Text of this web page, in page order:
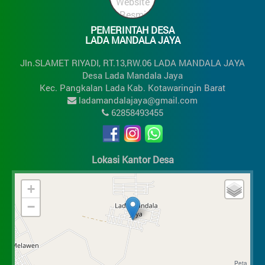
PEMERINTAH DESA
LADA MANDALA JAYA
Jln.SLAMET RIYADI, RT.13,RW.06 LADA MANDALA JAYA
Desa Lada Mandala Jaya
Kec. Pangkalan Lada Kab. Kotawaringin Barat
ladamandalajaya@gmail.com
62858493455
Lokasi Kantor Desa
+
−